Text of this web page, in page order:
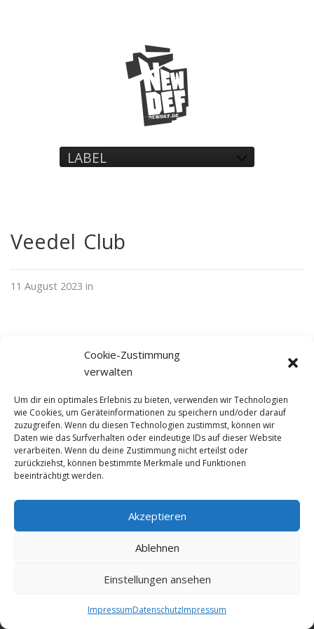
Cookie-Zustimmung
verwalten
Um dir ein optimales Erlebnis zu bieten, verwenden wir Technologien
wie Cookies, um Geräteinformationen zu speichern und/oder darauf
zuzugreifen. Wenn du diesen Technologien zustimmst, können wir
Daten wie das Surfverhalten oder eindeutige IDs auf dieser Website
verarbeiten. Wenn du deine Zustimmung nicht erteilst oder
zurückziehst, können bestimmte Merkmale und Funktionen
beeinträchtigt werden.
Akzeptieren
Ablehnen
Einstellungen ansehen
ImpressumDatenschutzImpressum
LABEL
Veedel Club
11 August 2023 in
© NewDEF 2026
Kontakt
Impressum
Datenschutz